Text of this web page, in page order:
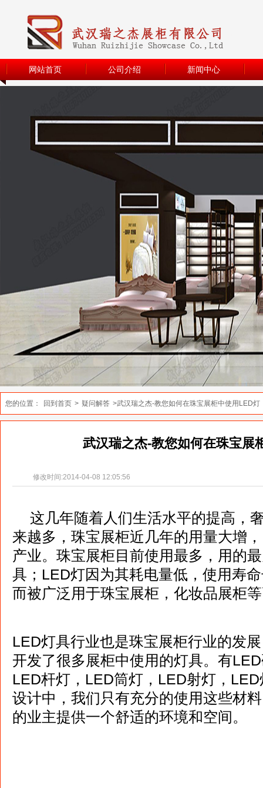
网站首页 公司介绍 新闻中心
您的位置： 回到首页 > 疑问解答 >武汉瑞之杰-教您如何在珠宝展柜中使用LED灯
武汉瑞之杰-教您如何在珠宝展
修改时间:2014-04-08 12:05:56
这几年随着人们生活水平的提高，
来越多，珠宝展柜近几年的用量大增
产业。珠宝展柜目前使用最多，用的
具；LED灯因为其耗电量低，使用寿
而被广泛用于珠宝展柜，化妆品展柜
LED灯具行业也是珠宝展柜行业的发
开发了很多展柜中使用的灯具。有
LED杆灯，LED筒灯，LED射灯，
设计中，我们只有充分的使用这些材
的业主提供一个舒适的环境和空间。